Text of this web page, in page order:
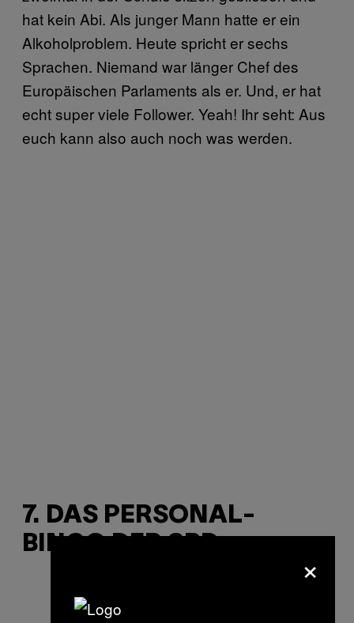
hat kein Abi. Als junger Mann hatte er ein
Alkoholproblem. Heute spricht er sechs
Sprachen. Niemand war länger Chef des
Europäischen Parlaments als er. Und, er hat
echt super viele Follower. Yeah! Ihr seht: Aus
euch kann also auch noch was werden.
7. DAS PERSONAL-
BINGO DER SPD
×